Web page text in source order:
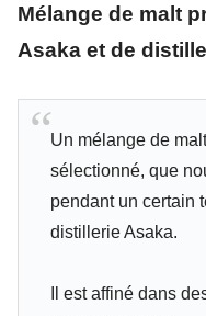
Mélange de malt
Asaka et de
Un mélange de
sélectionné, que
pendant un certain
distillerie Asaka.
Il est affiné dans